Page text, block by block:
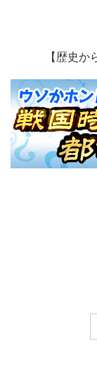
【歴史